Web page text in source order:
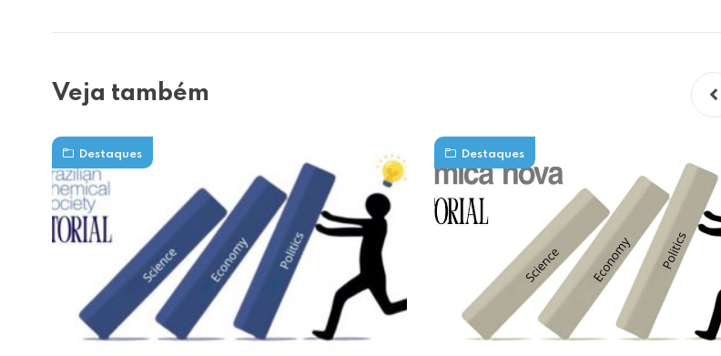
Veja também
Destaques Destaques